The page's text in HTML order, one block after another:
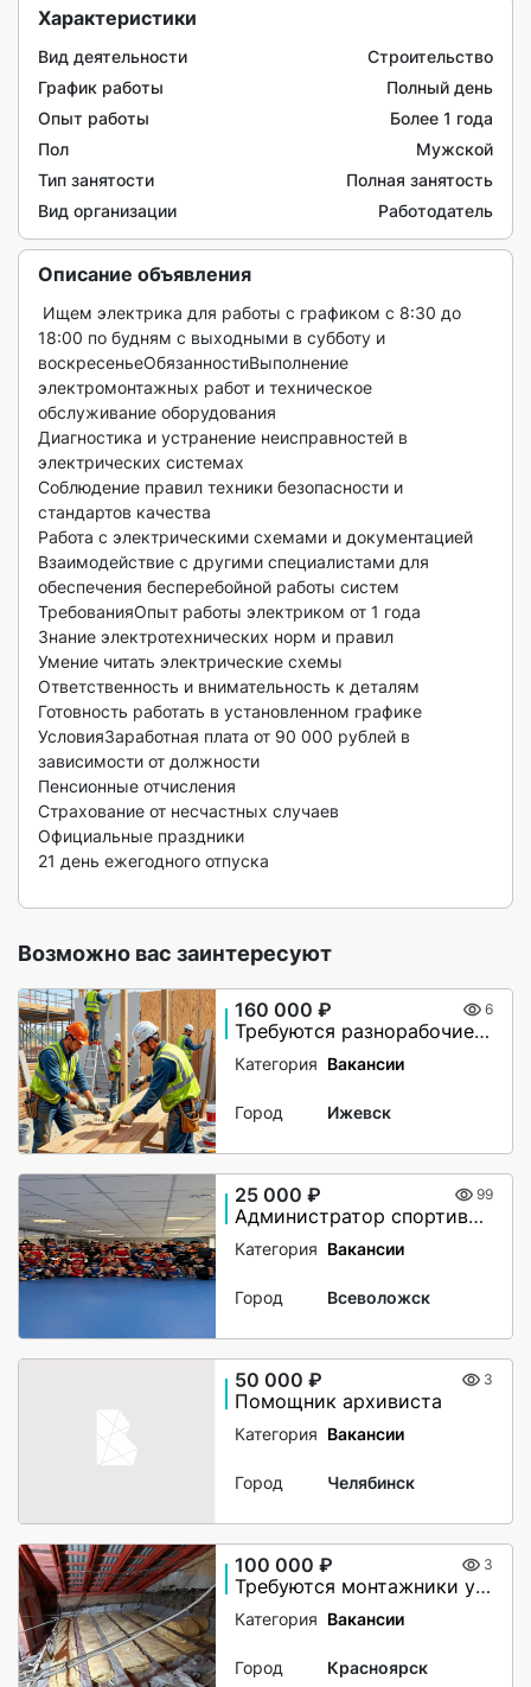
Характеристики
Вид деятельности
Строительство
График работы
Полный день
Опыт работы
Более 1 года
Пол
Мужской
Тип занятости
Полная занятость
Вид организации
Работодатель
Описание объявления
18:00 по будням с выходными в субботу и
воскресеньеОбязанностиВыполнение
электромонтажных работ и техническое
обслуживание оборудования
Диагностика и устранение неисправностей в
электрических системах
Соблюдение правил техники безопасности и
стандартов качества
Работа с электрическими схемами и документацией
Взаимодействие с другими специалистами для
обеспечения бесперебойной работы систем
ТребованияОпыт работы электриком от 1 года
Знание электротехнических норм и правил
Умение читать электрические схемы
Ответственность и внимательность к деталям
Готовность работать в установленном графике
УсловияЗаработная плата от 90 000 рублей в
зависимости от должности
Пенсионные отчисления
Страхование от несчастных случаев
Официальные праздники
21 день ежегодного отпуска
Возможно вас заинтересуют
160 000 ₽ 6
Требуются разнорабочие, монтажники. Вахта в Великий Новгород
Категория Вакансии
Город Ижевск
25 000 ₽ 99
Администратор спортивного клуба
Категория Вакансии
Город Всеволожск
50 000 ₽ 3
Помощник архивиста
Категория Вакансии
Город Челябинск
100 000 ₽ 3
Требуются монтажники утепления чердачного помещения
Категория Вакансии
Город Красноярск